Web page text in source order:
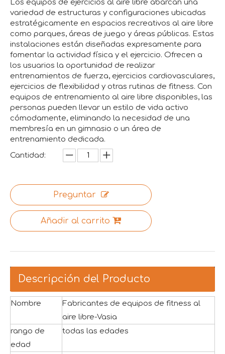
Los equipos de ejercicios al aire libre abarcan una
variedad de estructuras y configuraciones ubicadas
estratégicamente en espacios recreativos al aire libre
como parques, áreas de juego y áreas públicas. Estas
instalaciones están diseñadas expresamente para
fomentar la actividad física y el ejercicio. Ofrecen a
los usuarios la oportunidad de realizar
entrenamientos de fuerza, ejercicios cardiovasculares,
ejercicios de flexibilidad y otras rutinas de fitness. Con
equipos de entrenamiento al aire libre disponibles, las
personas pueden llevar un estilo de vida activo
cómodamente, eliminando la necesidad de una
membresía en un gimnasio o un área de
entrenamiento dedicada.
Cantidad:
Preguntar
Añadir al carrito
Descripción del Producto
Nombre
Fabricantes de equipos de fitness al
aire libre-Vasia
rango de
edad
todas las edades